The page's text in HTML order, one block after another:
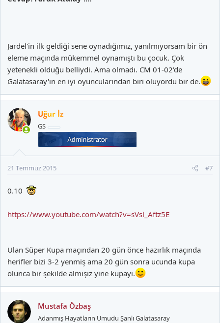
Jardel'in ilk geldiği sene oynadığımız, yanılmıyorsam bir ön
eleme maçında mükemmel oynamıştı bu çocuk. Çok
yetenekli olduğu belliydi. Ama olmadı. CM 01-02'de
Galatasaray'ın en iyi oyuncularından biri oluyordu bir de.
Uğur İz
GS
21 Temmuz 2015 #7
0.10
https://www.youtube.com/watch?v=sVsl_Aftz5E
Ulan Süper Kupa maçından 20 gün önce hazırlık maçında
herifler bizi 3-2 yenmiş ama 20 gün sonra ucunda kupa
olunca bir şekilde almışız yine kupayı.
Mustafa Özbaş
Adanmış Hayatların Umudu Şanlı Galatasaray